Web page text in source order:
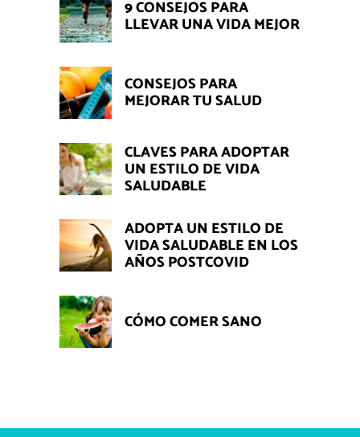
9 CONSEJOS PARA
LLEVAR UNA VIDA MEJOR
CONSEJOS PARA
MEJORAR TU SALUD
CLAVES PARA ADOPTAR
UN ESTILO DE VIDA
SALUDABLE
ADOPTA UN ESTILO DE
VIDA SALUDABLE EN LOS
AÑOS POSTCOVID
CÓMO COMER SANO